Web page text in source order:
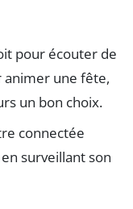
pour écouter de
une fête,
un bon choix.
connectée
surveillant son